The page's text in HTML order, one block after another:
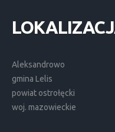
Aleksandrowo
gmina Lelis
powiat ostrołęcki
woj. mazowieckie